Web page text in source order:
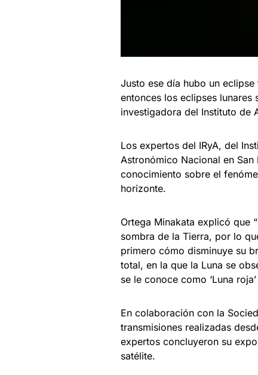
Justo ese día hubo un
entonces los eclipses lunares
investigadora del Instituto de
Los expertos del IRyA, del
Astronómico Nacional en
conocimiento sobre el
horizonte.
Ortega Minakata explicó que
sombra de la Tierra, por lo
primero cómo disminuye su
total, en la que la Luna se
se le conoce como ‘Luna
En colaboración con la
transmisiones realizadas
expertos concluyeron su
satélite.